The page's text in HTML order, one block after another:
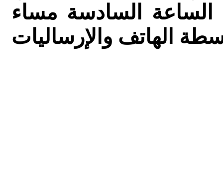
الساعة السادسة مساء